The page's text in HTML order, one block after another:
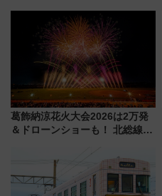
開発、バスタ新潟構想まで徹底
葛飾納涼花火大会2026は2万発
＆ドローンショーも！ 北総線を
車、観覧スポット情報と周辺観
光まとめ（7/28開催）